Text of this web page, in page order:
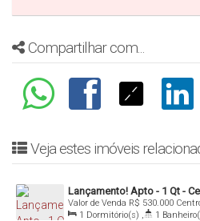
Compartilhar com...
Veja estes imóveis
Lançamento! Apto - 1 Qt -
R$ 530.000
Valor de Venda
1 Dormitório(s) , 1